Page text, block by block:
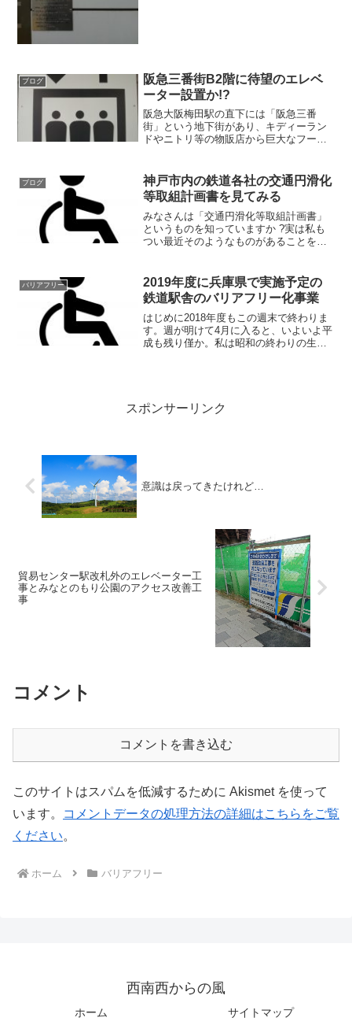
ブログ
阪急三番街B2階に待望のエレベ
ーター設置か!?
阪急大阪梅田駅の直下には「阪急三番
街」という地下街があり、キディーラン
ドやニトリ等の物販店から巨大なフード
を境にほとんどが南北に分断されていま
すが、ここはホワイティ梅...
ブログ
神戸市内の鉄道各社の交通円滑化
等取組計画書を見てみる
みなさんは「交通円滑化等取組計画書」
というものを知っていますか ?実は私も
つい最近そのようなものがあることを知
だそうです。鉄道やバスのホームページ
を見ると計画書を見るこ...
バリアフリー
2019年度に兵庫県で実施予定の
鉄道駅舎のバリアフリー化事業
はじめに2018年度もこの週末で終わりま
す。週が明けて4月に入ると、いよいよ平
成も残り僅か。私は昭和の終わりの生ま
スポンサーリンク
意識は戻ってきたけれど…
貿易センター駅改札外のエレベーター工
事とみなとのもり公園のアクセス改善工
事
コメント
コメントを書き込む
このサイトはスパムを低減するために Akismet を使って
います。
コメントデータの処理方法の詳細はこちらをご覧
ください。
ホーム バリアフリー
西南西からの風
ホーム サイトマップ